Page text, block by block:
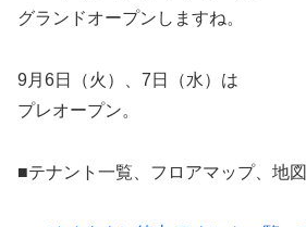
グランドオープンしますね。
9月6日（火）、7日（水）は
プレオープン。
■テナント一覧、フロアマップ、地図